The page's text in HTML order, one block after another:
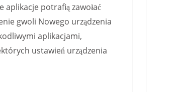
potrafią zawołać
gwoli Nowego urządzenia
aplikacjami,
ustawień urządzenia